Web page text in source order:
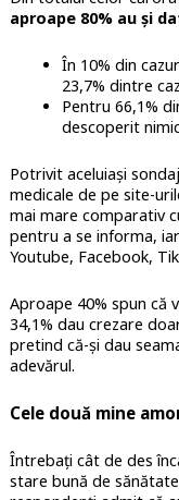
aproape 80% au și
În 10% din
23,7% dintre
Pentru 66,1%
descoperit
Potrivit aceluiași
medicale de pe site-
mai mare comparativ
pentru a se informa,
Youtube, Facebook,
Aproape 40% spun că
34,1% dau crezare
pretind că-și dau
adevărul.
Cele două mine
Întrebați cât de des
stare bună de